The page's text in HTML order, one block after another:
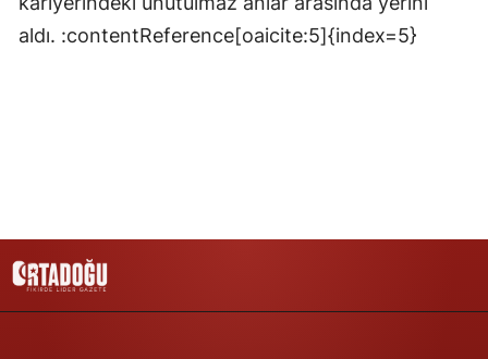
Şanlıurfa
aldı. :contentReference[oaicite:5]{index=5}